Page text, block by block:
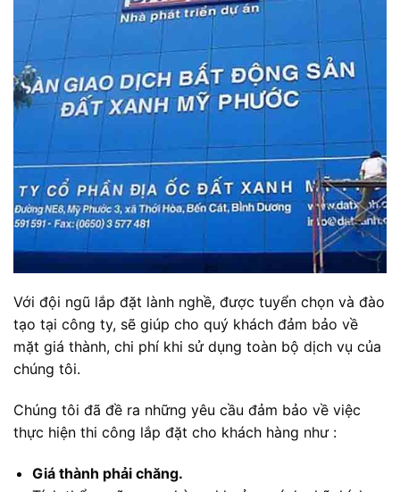
Với đội ngũ lắp đặt lành nghề, được tuyển chọn và đào
tạo tại công ty, sẽ giúp cho quý khách đảm bảo về
mặt giá thành, chi phí khi sử dụng toàn bộ dịch vụ của
chúng tôi.
Chúng tôi đã đề ra những yêu cầu đảm bảo về việc
thực hiện thi công lắp đặt cho khách hàng như :
Giá thành phải chăng.